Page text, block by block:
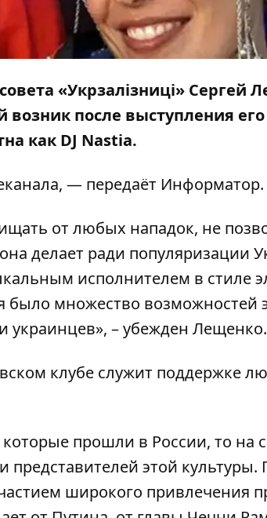
«Укрзалізниці» Сергей
после выступления его
как DJ Nastia.
, — передаёт Информатор.
от любых нападок, не
делает ради популяризации
исполнителем в стиле
множество возможностей
украинцев», – убежден Лещенко.
клубе служит поддержке
прошли в России, то на
представителей этой культуры.
широкого привлечения